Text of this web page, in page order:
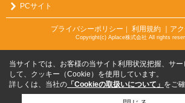
PCサイト
プライバシーポリシー ｜ 利用規約 ｜ア
Copyright(c) Aplace株式会社 All rights
当サイトでは、お客様の当サイト利用状況把握、サー
して、クッキー（Cookie）を使用しています。
詳しくは、当社の 「Cookieの取扱いについて」 をご